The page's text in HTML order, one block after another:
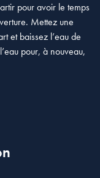
pour avoir le temps
Mettez une
et baissez l’eau de
pour, à nouveau,